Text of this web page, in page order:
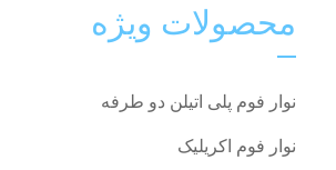
محصولات ویژه
نوار فوم پلی اتیلن دو طرفه
نوار فوم اکریلیک